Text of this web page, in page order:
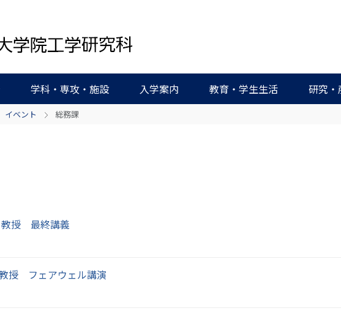
学科・専攻・施設 入学案内 教育・学生生活 研究・
イベント 総務課
授 最終講義
フェアウェル講演